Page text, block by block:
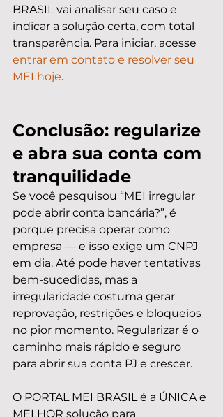
BRASIL vai analisar seu caso e
indicar a solução certa, com total
transparência. Para iniciar, acesse
entrar em contato e resolver seu
MEI hoje.
Conclusão: regularize
e abra sua conta com
tranquilidade
Se você pesquisou “MEI irregular
pode abrir conta bancária?”, é
porque precisa operar como
empresa — e isso exige um CNPJ
em dia. Até pode haver tentativas
bem-sucedidas, mas a
irregularidade costuma gerar
reprovação, restrições e bloqueios
no pior momento. Regularizar é o
caminho mais rápido e seguro
para abrir sua conta PJ e crescer.
O PORTAL MEI BRASIL é a ÚNICA e
MELHOR solução para